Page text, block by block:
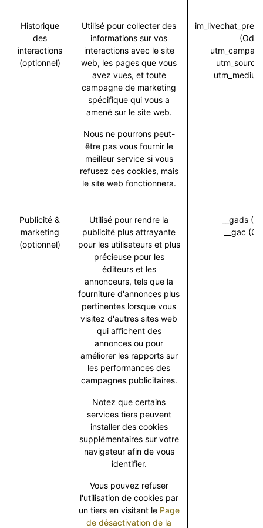
Historique
des
interactions
(optionnel)
Utilisé pour collecter des
informations sur vos
interactions avec le site
web, les pages que vous
avez vues, et toute
campagne de marketing
spécifique qui vous a
amené sur le site web.
Nous ne pourrons peut-
être pas vous fournir le
meilleur service si vous
refusez ces cookies, mais
le site web fonctionnera.
utm_source
Publicité &
marketing
(optionnel)
Utilisé pour rendre la
publicité plus attrayante
pour les utilisateurs et plus
précieuse pour les
éditeurs et les
annonceurs, tels que la
fourniture d'annonces plus
pertinentes lorsque vous
visitez d'autres sites web
qui affichent des
annonces ou pour
améliorer les rapports sur
les performances des
campagnes publicitaires.
Notez que certains
services tiers peuvent
installer des cookies
supplémentaires sur votre
navigateur afin de vous
identifier.
Vous pouvez refuser
l'utilisation de cookies par
un tiers en visitant le Page
de désactivation de la
__gads
__gac